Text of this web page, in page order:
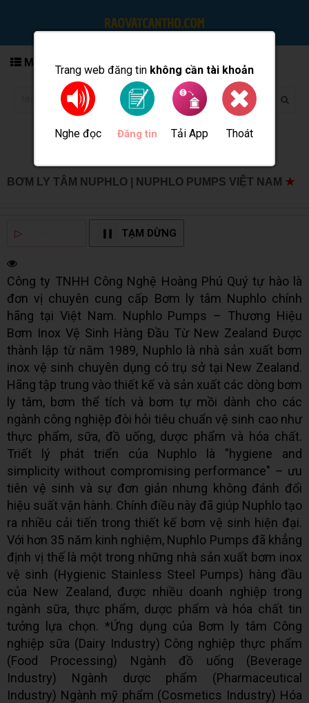
Trang web đăng tin không cần tài khoản
Nghe đọc Đăng tin Tải App Thoát
MENU
BƠM LY TÂM NUPHLO | NUPHLO PUMPS VIỆT NAM ★
▷ TẠM DỪNG
Công ty TNHH Công Nghệ Hoàng Phú Quý tự hào là
đơn vị chuyên cung cấp Bơm ly tâm Nuphlo chính
hãng tại Việt Nam. Nuphlo Pumps – Thương Hiệu
Bơm Inox Vệ Sinh Hàng Đầu Từ New Zealand Được
thành lập từ năm 1989, Nuphlo là nhà sản xuất bơm
inox vệ sinh chuyên dụng có trụ sở tại New Zealand.
Hãng tập trung vào thiết kế và sản xuất các dòng bơm
ly tâm, bơm thể tích và bơm tự mồi dành cho các
ngành công nghiệp đòi hỏi tiêu chuẩn vệ sinh cao như
thực phẩm, sữa, đồ uống, dược phẩm và hóa chất.
Triết lý phát triển của Nuphlo là "hygiene and
simplicity without compromising performance" – ưu
tiên vệ sinh và sự đơn giản nhưng không đánh đổi
hiệu suất vận hành. Chính điều này đã giúp Nuphlo tạo
ra nhiều cải tiến trong thiết kế bơm vệ sinh hiện đại.
Với hơn 35 năm kinh nghiệm, Nuphlo Pumps đã khẳng
định vị thế là một trong những nhà sản xuất bơm inox
vệ sinh (Hygienic Stainless Steel Pumps) hàng đầu
của New Zealand, được nhiều doanh nghiệp trong
ngành sữa, thực phẩm, dược phẩm và hóa chất tin
tưởng lựa chọn. *Ứng dụng của Bơm ly tâm Công
nghiệp sữa (Dairy Industry) Công nghiệp thực phẩm
(Food Processing) Ngành đồ uống (Beverage
Industry) Ngành dược phẩm (Pharmaceutical
Industry) Ngành mỹ phẩm (Cosmetics Industry) Hóa